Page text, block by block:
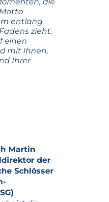
entlang
zieht.
einen
mit Ihnen,
Ihrer
Martin
der
Schlösser